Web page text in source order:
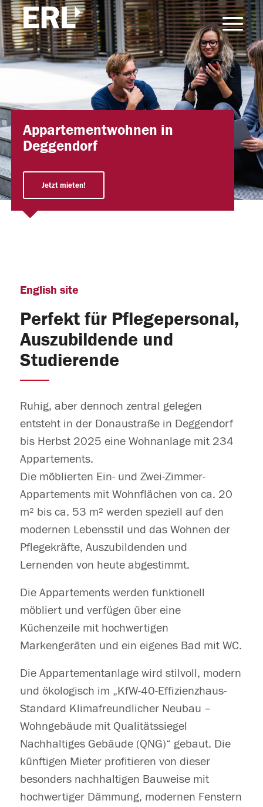
Appartementwohnen in
Deggendorf
Jetzt mieten!
English site
Perfekt für Pflegepersonal,
Auszubildende und
Studierende
Ruhig, aber dennoch zentral gelegen
entsteht in der Donaustraße in Deggendorf
bis Herbst 2025 eine Wohnanlage mit 234
Appartements.
Die möblierten Ein- und Zwei-Zimmer-
Appartements mit Wohnflächen von ca. 20
m² bis ca. 53 m² werden speziell auf den
modernen Lebensstil und das Wohnen der
Pflegekräfte, Auszubildenden und
Lernenden von heute abgestimmt.
Die Appartements werden funktionell
möbliert und verfügen über eine
Küchenzeile mit hochwertigen
Markengeräten und ein eigenes Bad mit WC.
Die Appartementanlage wird stilvoll, modern
und ökologisch im „KfW-40-Effizienzhaus-
Standard Klimafreundlicher Neubau –
Wohngebäude mit Qualitätssiegel
Nachhaltiges Gebäude (QNG)“ gebaut. Die
künftigen Mieter profitieren von dieser
besonders nachhaltigen Bauweise mit
hochwertiger Dämmung, modernen Fenstern